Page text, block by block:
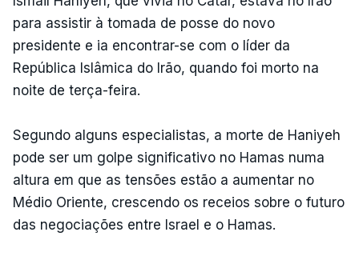
para assistir à tomada de posse do novo
presidente e ia encontrar-se com o líder da
República Islâmica do Irão, quando foi morto na
noite de terça-feira.
Segundo alguns especialistas, a morte de Haniyeh
pode ser um golpe significativo no Hamas numa
altura em que as tensões estão a aumentar no
Médio Oriente, crescendo os receios sobre o futuro
das negociações entre Israel e o Hamas.